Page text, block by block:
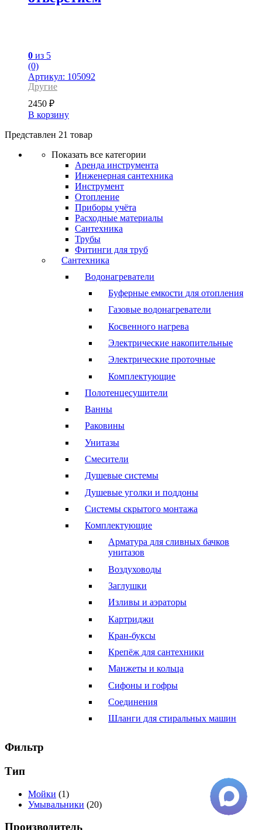
0 из 5
(0)
Артикул: 105092
Другие
2450 ₽
В корзину
Представлен 21 товар
Показать все категории
Аренда инструмента
Инженерная сантехника
Инструмент
Отопление
Приборы учёта
Расходные материалы
Сантехника
Трубы
Фитинги для труб
Сантехника
Водонагреватели
Буферные емкости для отопления
Газовые водонагреватели
Косвенного нагрева
Электрические накопительные
Электрические проточные
Комплектующие
Полотенцесушители
Ванны
Раковины
Унитазы
Смесители
Душевые системы
Душевые уголки и поддоны
Системы скрытого монтажа
Комплектующие
Арматура для сливных бачков
унитазов
Воздуховоды
Заглушки
Изливы и аэраторы
Картриджи
Кран-буксы
Крепёж для сантехники
Манжеты и кольца
Сифоны и гофры
Соединения
Шланги для стиральных машин
Фильтр
Тип
Мойки (1)
Умывальники (20)
Производитель